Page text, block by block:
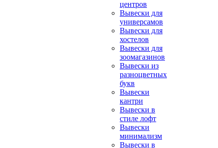
центров
Вывески для
универсамов
Вывески для
хостелов
Вывески для
зоомагазинов
Вывески из
разноцветных
букв
Вывески
кантри
Вывески в
стиле лофт
Вывески
минимализм
Вывески в